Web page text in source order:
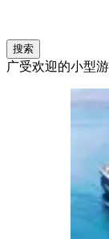
搜索
广受欢迎的小型